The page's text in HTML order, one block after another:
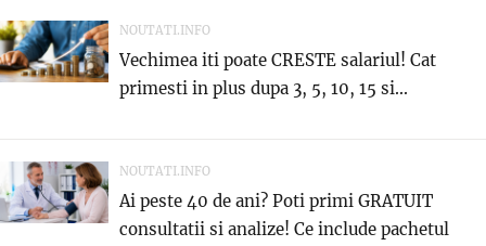
NOUTATI.INFO
Vechimea iti poate CRESTE salariul! Cat
primesti in plus dupa 3, 5, 10, 15 si...
NOUTATI.INFO
Ai peste 40 de ani? Poti primi GRATUIT
consultatii si analize! Ce include pachetul